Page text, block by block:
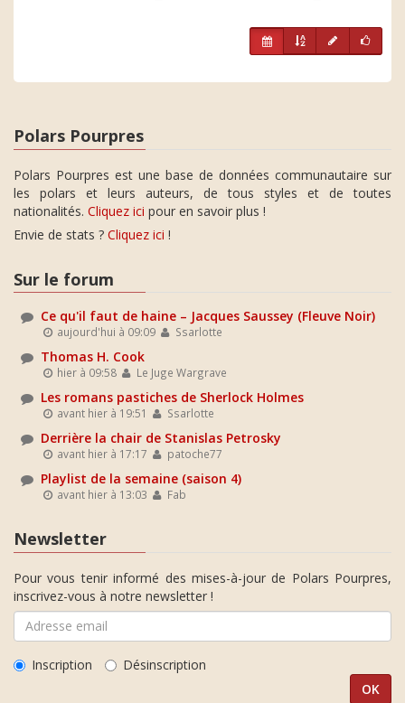
Polars Pourpres
Polars Pourpres est une base de données communautaire sur
les polars et leurs auteurs, de tous styles et de toutes
nationalités. Cliquez ici pour en savoir plus !
Envie de stats ? Cliquez ici !
Sur le forum
Ce qu'il faut de haine – Jacques Saussey (Fleuve Noir)
aujourd'hui à 09:09 Ssarlotte
Thomas H. Cook
hier à 09:58 Le Juge Wargrave
Les romans pastiches de Sherlock Holmes
avant hier à 19:51 Ssarlotte
Derrière la chair de Stanislas Petrosky
avant hier à 17:17 patoche77
Playlist de la semaine (saison 4)
avant hier à 13:03 Fab
Newsletter
Pour vous tenir informé des mises-à-jour de Polars Pourpres,
inscrivez-vous à notre newsletter !
Inscription Désinscription